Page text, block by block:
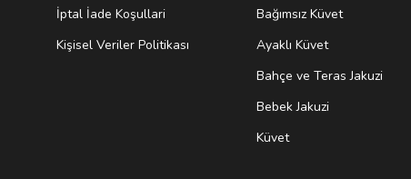
İptal İade Koşullari
Kişisel Veriler Politikası
Bağımsız Küvet
Ayaklı Küvet
Bahçe ve Teras Jakuzi
Bebek Jakuzi
Küvet